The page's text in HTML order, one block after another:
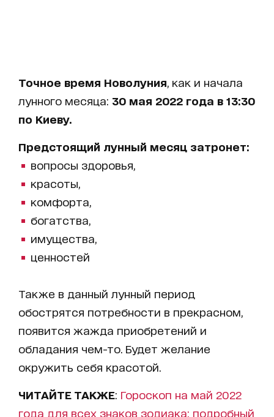
Точное время Новолуния , как и начала
лунного месяца: 30 мая 2022 года в 13:30
по Киеву.
Предстоящий лунный месяц затронет:
вопросы здоровья,
красоты,
комфорта,
богатства,
имущества,
ценностей
Также в данный лунный период
обострятся потребности в прекрасном,
появится жажда приобретений и
обладания чем-то. Будет желание
окружить себя красотой.
ЧИТАЙТЕ ТАКЖЕ: Гороскоп на май 2022
года для всех знаков зодиака: подробный